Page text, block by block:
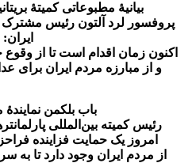
بیانیهٔ مطبوعاتی کمیتهٔ
پروفسور لرد آلتون رئیس مشترک
ایران:
اکنون زمان اقدام است تا از وقوع
و از مبارزه مردم ایران برای
باب بلکمن
رئیس کمیته بین‌المللی
امروز یک حمایت فزاینده
از مردم ایران وجود دارد تا به